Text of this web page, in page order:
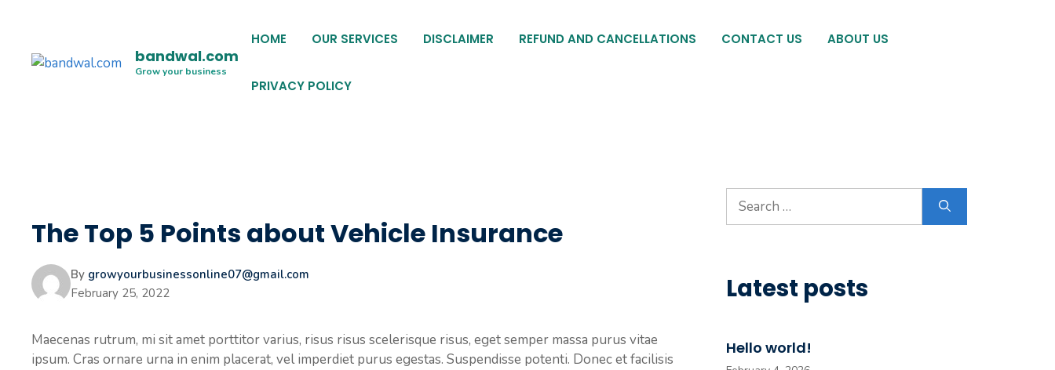
bandwal.com
Grow your business
HOME OUR SERVICES DISCLAIMER REFUND AND CANCELLATIONS CONTACT US ABOUT US
PRIVACY POLICY
The Top 5 Points about Vehicle Insurance
By growyourbusinessonline07@gmail.com
February 25, 2022
Maecenas rutrum, mi sit amet porttitor varius, risus risus scelerisque risus, eget semper massa purus vitae
ipsum. Cras ornare urna in enim placerat, vel imperdiet purus egestas. Suspendisse potenti. Donec et facilisis
Search
for:
Latest posts
Hello world!